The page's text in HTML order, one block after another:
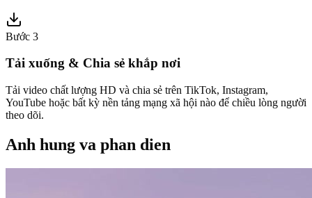
Bước 3
Tải xuống & Chia sẻ khắp nơi
Tải video chất lượng HD và chia sẻ trên TikTok, Instagram,
YouTube hoặc bất kỳ nền tảng mạng xã hội nào để chiều lòng người
theo dõi.
Anh hung va phan dien